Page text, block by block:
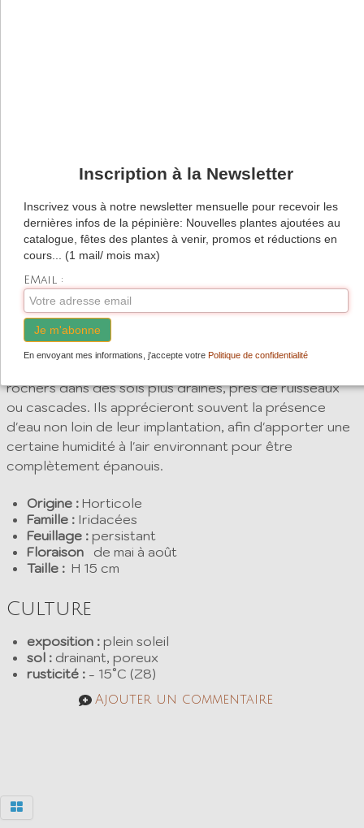
longue et abondante floraison estivale d'une multitude
jardin de gravier, en rocaille ou même en potée fleurie
sur la terrasse.
Reproduction par division des touffes établies. Sans
entretien et facile de culture en sol bien drainé.
Le genre Sisyrinchium est composé d'environ 100
espèces de plantes poussant généralement au soleil,
rochers dans des sols plus drainés, près de ruisseaux
ou cascades. Ils apprécieront souvent la présence
d'eau non loin de leur implantation, afin d'apporter une
certaine humidité à l'air environnant pour être
complètement épanouis.
Origine : Horticole
Famille : Iridacées
Feuillage : persistant
Floraison
de mai à août
Taille : H 15 cm
Culture
exposition : plein soleil
sol : drainant, poreux
rusticité : - 15°C (Z8)
Ajouter un commentaire
Inscription à la Newsletter
Inscrivez vous à notre newsletter mensuelle pour recevoir les
dernières infos de la pépinière: Nouvelles plantes ajoutées au
catalogue, fêtes des plantes à venir, promos et réductions en
cours... (1 mail/ mois max)
EMail :
Je m'abonne
En envoyant mes informations, j'accepte votre Politique de confidentialité